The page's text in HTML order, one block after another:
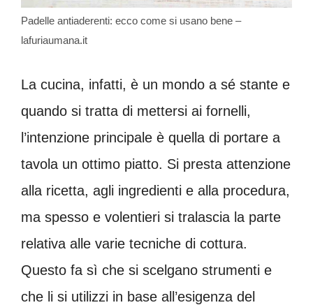
Padelle antiaderenti: ecco come si usano bene –
lafuriaumana.it
La cucina, infatti, è un mondo a sé stante e
quando si tratta di mettersi ai fornelli,
l’intenzione principale è quella di portare a
tavola un ottimo piatto. Si presta attenzione
alla ricetta, agli ingredienti e alla procedura,
ma spesso e volentieri si tralascia la parte
relativa alle varie tecniche di cottura.
Questo fa sì che si scelgano strumenti e
che li si utilizzi in base all’esigenza del